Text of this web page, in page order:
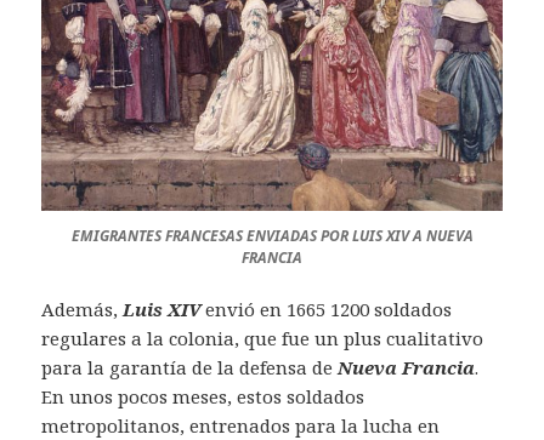
EMIGRANTES FRANCESAS ENVIADAS POR LUIS XIV A NUEVA
FRANCIA
Además,Luis XIVenvió en 1665 1200 soldados
regulares a la colonia, que fue un plus cualitativo
para la garantía de la defensa deNueva Francia.
En unos pocos meses, estos soldados
metropolitanos, entrenados para la lucha en